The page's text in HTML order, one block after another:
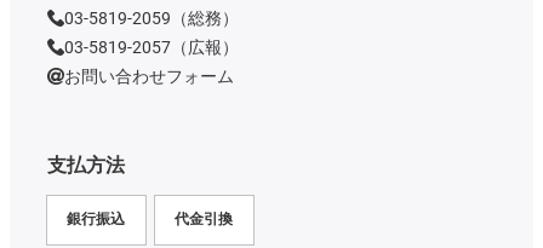
支払方法
銀行振込 代金引換
03-5819-2059（総務）
03-5819-2057（広報）
お問い合わせフォーム